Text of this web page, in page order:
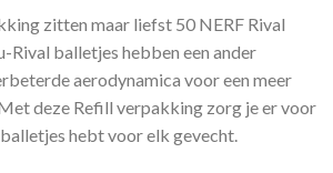
zitten maar liefst 50 NERF Rival
balletjes hebben een ander
aerodynamica voor een meer
deze Refill verpakking zorg je er voor
hebt voor elk gevecht.